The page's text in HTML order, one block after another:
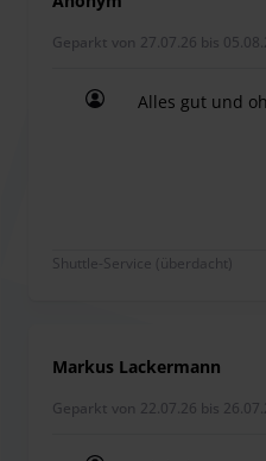
Geparkt von 27.07.26 bis
Alles gut und
Shuttle-Service (überdacht)
Markus Lackermann
Geparkt von 22.07.26 bis